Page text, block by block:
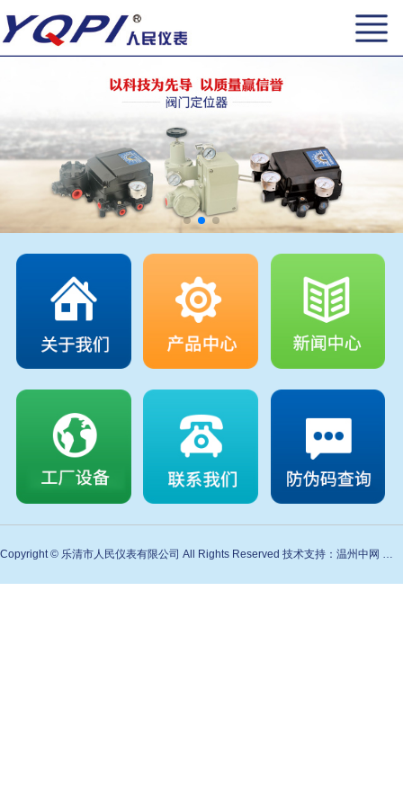
Copyright © 乐清市人民仪表有限公司 All Rights Reserved 技术支持：温州中网 备案号：